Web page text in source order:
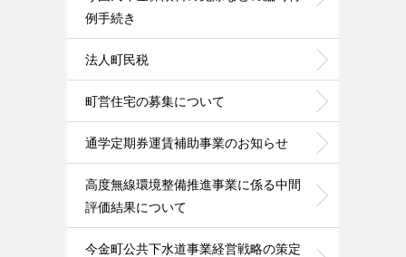
例手続き
法人町民税
町営住宅の募集について
通学定期券運賃補助事業のお知らせ
高度無線環境整備推進事業に係る中間
評価結果について
今金町公共下水道事業経営戦略の策定